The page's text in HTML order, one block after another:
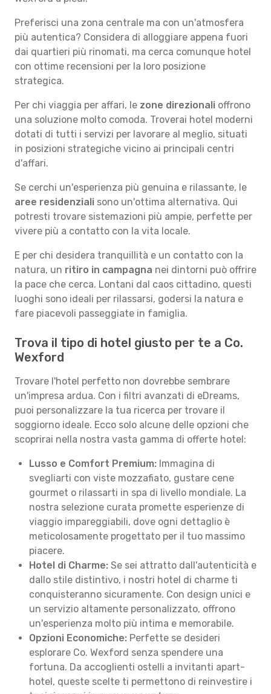
Preferisci una zona centrale ma con un'atmosfera
più autentica? Considera di alloggiare appena fuori
dai quartieri più rinomati, ma cerca comunque hotel
con ottime recensioni per la loro posizione
strategica.
Per chi viaggia per affari, le zone direzionali offrono
una soluzione molto comoda. Troverai hotel moderni
dotati di tutti i servizi per lavorare al meglio, situati
in posizioni strategiche vicino ai principali centri
d'affari.
Se cerchi un'esperienza più genuina e rilassante, le
aree residenziali sono un'ottima alternativa. Qui
potresti trovare sistemazioni più ampie, perfette per
vivere più a contatto con la vita locale.
E per chi desidera tranquillità e un contatto con la
natura, un ritiro in campagna nei dintorni può offrire
la pace che cerca. Lontani dal caos cittadino, questi
luoghi sono ideali per rilassarsi, godersi la natura e
fare piacevoli passeggiate in famiglia.
Trova il tipo di hotel giusto per te a Co.
Wexford
Trovare l'hotel perfetto non dovrebbe sembrare
un'impresa ardua. Con i filtri avanzati di eDreams,
puoi personalizzare la tua ricerca per trovare il
soggiorno ideale. Ecco solo alcune delle opzioni che
scoprirai nella nostra vasta gamma di offerte hotel:
Lusso e Comfort Premium: Immagina di
svegliarti con viste mozzafiato, gustare cene
gourmet o rilassarti in spa di livello mondiale. La
nostra selezione curata promette esperienze di
viaggio impareggiabili, dove ogni dettaglio è
meticolosamente progettato per il tuo massimo
piacere.
Hotel di Charme: Se sei attratto dall'autenticità e
dallo stile distintivo, i nostri hotel di charme ti
conquisteranno sicuramente. Con design unici e
un servizio altamente personalizzato, offrono
un'esperienza molto più intima e memorabile.
Opzioni Economiche: Perfette se desideri
esplorare Co. Wexford senza spendere una
fortuna. Da accoglienti ostelli a invitanti apart-
hotel, queste scelte ti permettono di reinvestire i